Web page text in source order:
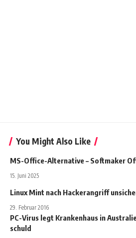
You Might Also Like
MS-Office-Alternative – Softmaker
15. Juni 2025
Linux Mint nach Hackerangriff
29. Februar 2016
PC-Virus legt Krankenhaus in
schuld